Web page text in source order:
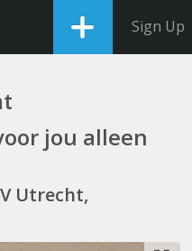
Sign Up
jou alleen
Utrecht,